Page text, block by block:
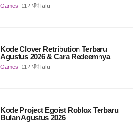
Games 11 小时 lalu
Kode Clover Retribution Terbaru
Agustus 2026 & Cara Redeemnya
Games 11 小时 lalu
Kode Project Egoist Roblox Terbaru
Bulan Agustus 2026